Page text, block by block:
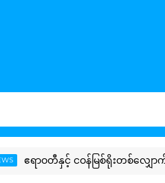
နှင့် ငဝန်မြစ်ရိုးတစ်လျှောက်ရှိ တာမ